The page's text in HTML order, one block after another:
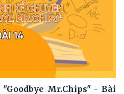
Mr.Chips" - Bài